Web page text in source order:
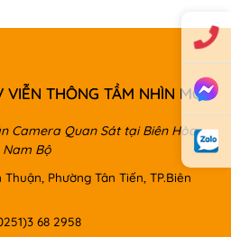
VIỄN THÔNG TẦM NHÌN MỚI
Camera Quan Sát tại Biên Hòa,
Nam Bộ
Phường Tân Tiến, TP.Biên
68 2958